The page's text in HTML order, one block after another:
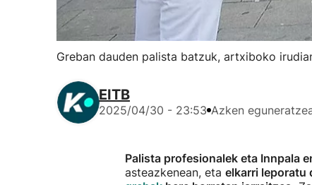
Greban dauden palista batzuk, artxiboko
EITB
2025/04/30 - 23:53 Azken
Palista profesionalek eta Innpala
asteazkenean, eta elkarri leporatu